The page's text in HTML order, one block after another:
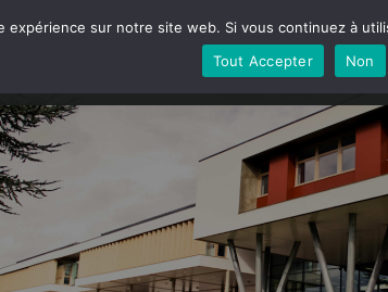
LA HALLE ALIMENTAIRE
expérience sur notre site web. Si vous continuez à
Tout Accepter
Non